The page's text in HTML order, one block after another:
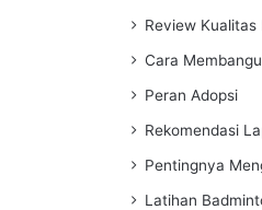
Review Kualitas
Cara
Peran Adopsi
Rekomendasi
Pentingnya
Latihan